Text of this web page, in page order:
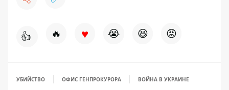
👍 🔥 ♥ 😭 😆 😡
УБИЙСТВО ОФИС ГЕНПРОКУРОРА ВОЙНА В УКРАИНЕ